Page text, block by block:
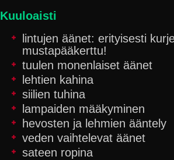
Kuuloaisti
lintujen äänet: erityisesti
mustapääkerttu!
tuulen monenlaiset äänet
lehtien kahina
siilien tuhina
lampaiden määkyminen
hevosten ja lehmien ääntely
veden vaihtelevat äänet
sateen ropina